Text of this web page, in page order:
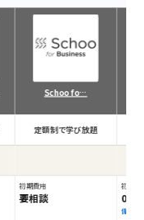
Schoo fo…
定額制で学び放題
初期費用
要相談
初期費
0円
備考